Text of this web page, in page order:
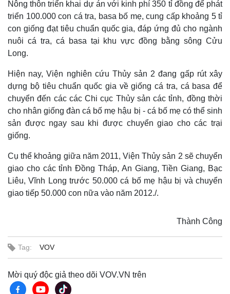
Nông thôn triển khai dự án với kinh phí 350 tỉ đồng để phát
triển 100.000 con cá tra, basa bố mẹ, cung cấp khoảng 5 tỉ
con giống đạt tiêu chuẩn quốc gia, đáp ứng đủ cho ngành
nuôi cá tra, cá basa tại khu vực đồng bằng sông Cửu
Long.
Hiện nay, Viện nghiên cứu Thủy sản 2 đang gấp rút xây
dựng bộ tiêu chuẩn quốc gia về giống cá tra, cá basa để
chuyển đến các các Chi cục Thủy sản các tỉnh, đồng thời
cho nhân giống đàn cá bố mẹ hậu bị - cá bố mẹ có thể sinh
sản được ngay sau khi được chuyển giao cho các trại
giống.
Cụ thể khoảng giữa năm 2011, Viện Thủy sản 2 sẽ chuyển
giao cho các tỉnh Đồng Tháp, An Giang, Tiền Giang, Bạc
Liêu, Vĩnh Long trước 50.000 cá bố mẹ hậu bị và chuyển
giao tiếp 50.000 con nữa vào năm 2012./.
Thành Công
Tag: VOV
Mời quý độc giả theo dõi VOV.VN trên